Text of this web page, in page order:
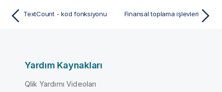
TextCount - kod fonksiyonu Finansal toplama işlevleri
Yardım Kaynakları
Qlik Yardımı Videoları